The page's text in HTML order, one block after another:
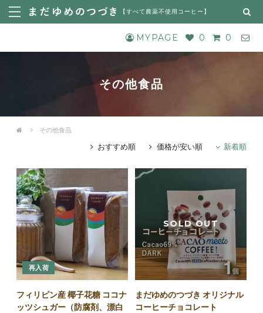
【すべて農薬不使用コーヒー 】
MYPAGE 0 0
その他食品
その他食品
おすすめ順 価格が安い順 新着順
再入荷
フィリピン産 椰子花糖 ココナ
ッツシュガー（防腐剤、漂白
まだゆめのつづき オリジナル
コーヒーチョコレート